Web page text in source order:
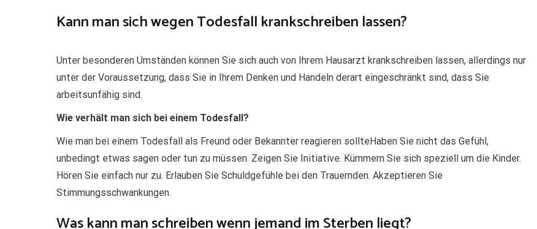
Kann man sich wegen Todesfall krankschreiben lassen?
Unter besonderen Umständen können Sie sich auch von Ihrem Hausarzt krankschreiben lassen, allerdings nur
unter der Voraussetzung, dass Sie in Ihrem Denken und Handeln derart eingeschränkt sind, dass Sie
arbeitsunfähig sind.
Wie verhält man sich bei einem Todesfall?
Wie man bei einem Todesfall als Freund oder Bekannter reagieren sollteHaben Sie nicht das Gefühl,
unbedingt etwas sagen oder tun zu müssen. Zeigen Sie Initiative. Kümmern Sie sich speziell um die Kinder.
Hören Sie einfach nur zu. Erlauben Sie Schuldgefühle bei den Trauernden. Akzeptieren Sie
Stimmungsschwankungen.
Was kann man schreiben wenn jemand im Sterben liegt?